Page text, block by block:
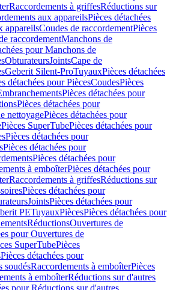
Raccordements à griffesRéductions sur
aux appareilsPièces détachées
appareilsCoudes de raccordementPièces
raccordementManchons de
pour Manchons de
ObturateursJointsCape de
Geberit Silent-ProTuyauxPièces détachées
détachées pour PiècesCoudesPièces
Pièces détachées pour
Pièces détachées pour
nettoyagePièces détachées pour
Pièces SuperTubePièces détachées pour
Pièces détachées pour
Pièces détachées pour
Pièces détachées pour
à emboîterPièces détachées pour
Raccordements à griffesRéductions sur
Pièces détachées pour
JointsPièces détachées pour
PETuyauxPiècesPièces détachées pour
RéductionsOuvertures de
pour Ouvertures de
SuperTubePièces
Pièces détachées pour
soudésRaccordements à emboîterPièces
à emboîterRéductions sur d'autres
pour Réductions sur d'autres